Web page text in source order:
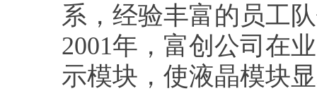
系，经验丰富的员工
2001年，富创公司在
示模块，使液晶模块